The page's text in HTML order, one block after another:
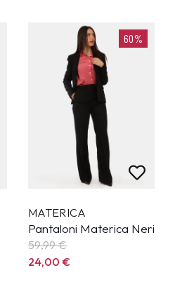
60%
MATERICA
Pantaloni Materica Neri
59,99€
24,00€